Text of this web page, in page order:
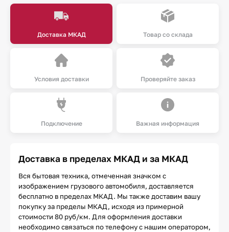
Доставка МКАД Товар со склада
Условия доставки Проверяйте заказ
Подключение Важная информация
Доставка в пределах МКАД и за МКАД
Вся бытовая техника, отмеченная значком с
изображением грузового автомобиля, доставляется
бесплатно в пределах МКАД. Мы также доставим вашу
покупку за пределы МКАД, исходя из примерной
стоимости 80 руб/км. Для оформления доставки
необходимо связаться по телефону с нашим оператором,